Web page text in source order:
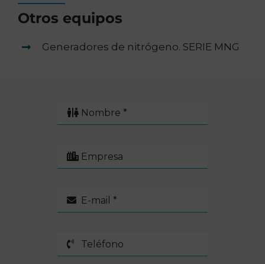
Otros equipos
Generadores de nitrógeno. SERIE MNG